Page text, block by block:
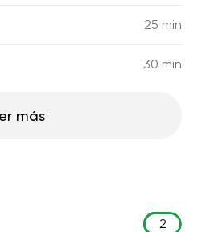
25 min
30 min
más
2